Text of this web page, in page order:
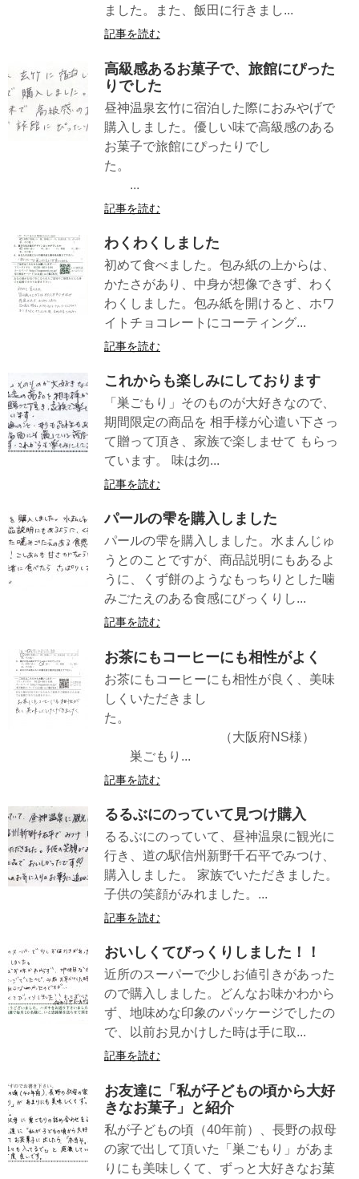
ました。また、飯田に行きまし...
記事を読む
高級感あるお菓子で、旅館にぴった
りでした
昼神温泉玄竹に宿泊した際におみやげで
購入しました。優しい味で高級感のある
お菓子で旅館にぴったりでし
た。
...
記事を読む
わくわくしました
初めて食べました。包み紙の上からは、
かたさがあり、中身が想像できず、わく
わくしました。包み紙を開けると、ホワ
イトチョコレートにコーティング...
記事を読む
これからも楽しみにしております
「巣ごもり」そのものが大好きなので、
期間限定の商品を 相手様が心遣い下さっ
て贈って頂き、家族で楽しませて もらっ
ています。 味は勿...
記事を読む
パールの雫を購入しました
パールの雫を購入しました。水まんじゅ
うとのことですが、商品説明にもあるよ
うに、くず餅のようなもっちりとした噛
みごたえのある食感にびっくりし...
記事を読む
お茶にもコーヒーにも相性がよく
お茶にもコーヒーにも相性が良く、美味
しくいただきまし
た。
（大阪府NS様）
巣ごもり...
記事を読む
るるぶにのっていて見つけ購入
るるぶにのっていて、昼神温泉に観光に
行き、道の駅信州新野千石平でみつけ、
購入しました。 家族でいただきました。
子供の笑顔がみれました。...
記事を読む
おいしくてびっくりしました！！
近所のスーパーで少しお値引きがあった
ので購入しました。どんなお味かわから
ず、地味めな印象のパッケージでしたの
で、以前お見かけした時は手に取...
記事を読む
お友達に「私が子どもの頃から大好
きなお菓子」と紹介
私が子どもの頃（40年前）、長野の叔母
の家で出して頂いた「巣ごもり」があま
りにも美味しくて、ずっと大好きなお菓